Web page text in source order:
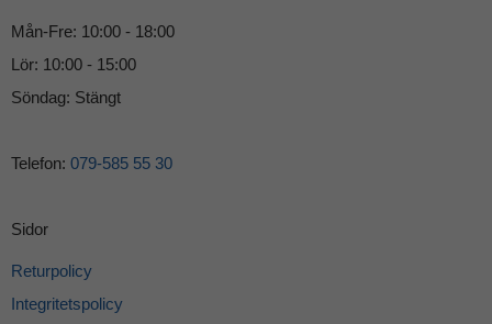
Mån-Fre: 10:00 - 18:00
Lör: 10:00 - 15:00
Söndag: Stängt
Telefon: 079-585 55 30
Sidor
Returpolicy
Integritetspolicy